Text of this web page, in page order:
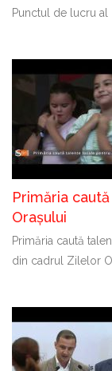
Punctul de lucru al
Primăria
Orașului
Primăria caută
din cadrul Zilelor